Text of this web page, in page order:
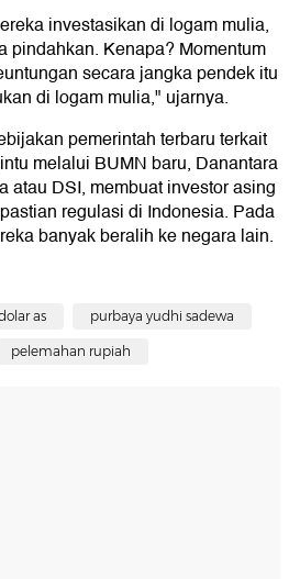
investasikan di logam mulia,
pindahkan. Kenapa? Momentum
secara jangka pendek itu
di logam mulia," ujarnya.
pemerintah terbaru terkait
melalui BUMN baru, Danantara
atau DSI, membuat investor asing
regulasi di Indonesia. Pada
banyak beralih ke negara lain.
as purbaya yudhi sadewa
pelemahan rupiah